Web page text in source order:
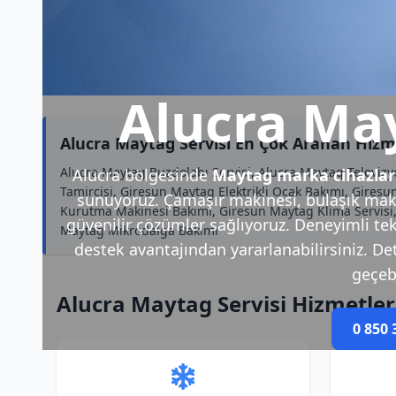
Alucra
Alucra bölgesinde Maytag marka cihazlar
sunuyoruz. Çamaşır makinesi, bulaşık
güvenilir çözümler sağlıyoruz. Deneyimli
destek avantajından yararlanabilirsiniz.
0 850
Alucra Maytag Servisi En Çok Aranan
Alucra Maytag Buzdolabı Servisi, Alucra Maytag
Tamircisi, Giresun Maytag Elektrikli Ocak Bakımı,
Kurutma Makinesi Bakımı, Giresun Maytag Klima
Maytag Mikrodalga Bakımı
Alucra Maytag Servisi